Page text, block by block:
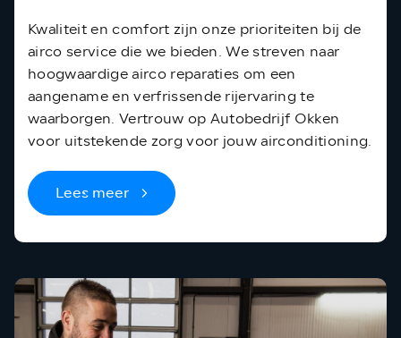
Kwaliteit en comfort zijn onze prioriteiten bij de
airco service die we bieden. We streven naar
hoogwaardige airco reparaties om een
aangename en verfrissende rijervaring te
waarborgen. Vertrouw op Autobedrijf Okken
voor uitstekende zorg voor jouw airconditioning.
Lees meer